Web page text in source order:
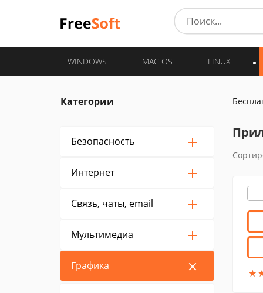
WINDOWS MAC OS LINUX
Категории
Безопасность
Интернет
Связь, чаты, email
Мультимедиа
Графика
★
★